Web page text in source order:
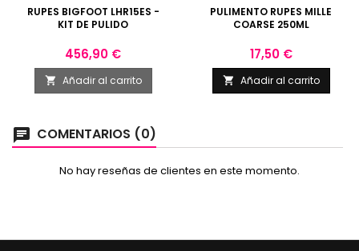
RUPES BIGFOOT LHR15ES -
KIT DE PULIDO
Precio
456,90 €
 Añadir al carrito
PULIMENTO RUPES MILLE
COARSE 250ML
Precio
17,50 €
 Añadir al carrito
chat COMENTARIOS (0)
No hay reseñas de clientes en este momento.